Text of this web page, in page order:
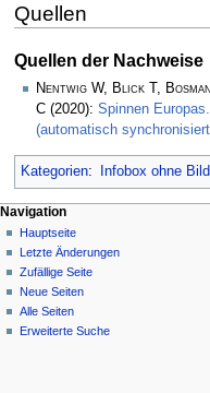
Quellen
Quellen der Nachweise
Nentwig W, Blick T,
C (2020): Spinnen
(automatisch
Kategorien: Infobox ohne Bild
Navigation
Hauptseite
Letzte Änderungen
Zufällige Seite
Neue Seiten
Alle Seiten
Erweiterte Suche